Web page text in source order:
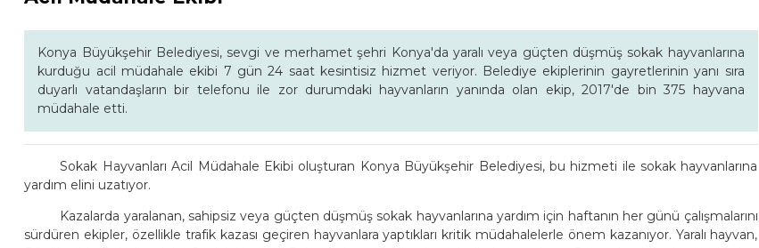
Konya Büyükşehir Belediyesi, sevgi ve merhamet şehri Konya'da yaralı veya güçten düşmüş sokak hayvanlarına
kurduğu acil müdahale ekibi 7 gün 24 saat kesintisiz hizmet veriyor. Belediye ekiplerinin gayretlerinin yanı sıra
duyarlı vatandaşların bir telefonu ile zor durumdaki hayvanların yanında olan ekip, 2017'de bin 375 hayvana
müdahale etti.
Sokak Hayvanları Acil Müdahale Ekibi oluşturan Konya Büyükşehir Belediyesi, bu hizmeti ile sokak hayvanlarına
yardım elini uzatıyor.
Kazalarda yaralanan, sahipsiz veya güçten düşmüş sokak hayvanlarına yardım için haftanın her günü çalışmalarını
sürdüren ekipler, özellikle trafik kazası geçiren hayvanlara yaptıkları kritik müdahalelerle önem kazanıyor. Yaralı hayvan,